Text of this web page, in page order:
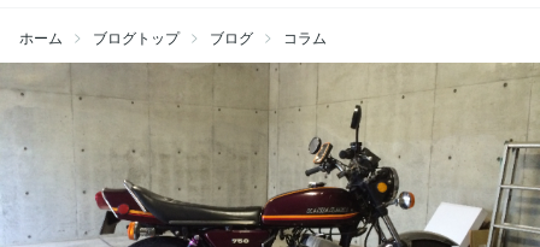
ホーム ブログトップ ブログ コラム